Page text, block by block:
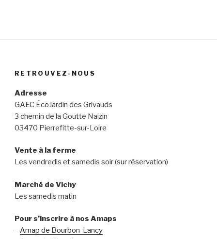
RETROUVEZ-NOUS
Adresse
GAEC ÉcoJardin des Grivauds
3 chemin de la Goutte Naizin
03470 Pierrefitte-sur-Loire
Vente à la ferme
Les vendredis et samedis soir (sur réservation)
Marché de Vichy
Les samedis matin
Pour s’inscrire à nos Amaps
– Amap de Bourbon-Lancy